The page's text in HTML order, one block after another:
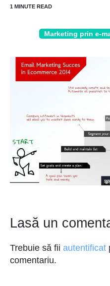
Marketing prin e-
Lasă un
Trebuie să fii autentificat
comentariu.